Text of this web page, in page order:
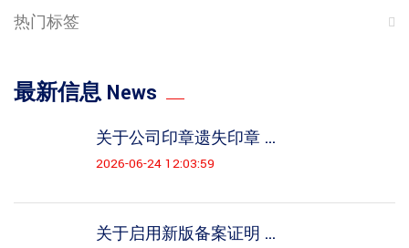
热门标签
最新信息 News
关于公司印章遗失印章 ...
2026-06-24 12:03:59
关于启用新版备案证明 ...